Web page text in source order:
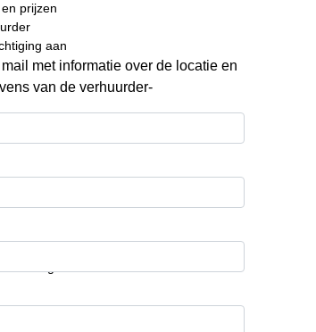
prijzen
aan
met informatie over de locatie en
van de verhuurder-